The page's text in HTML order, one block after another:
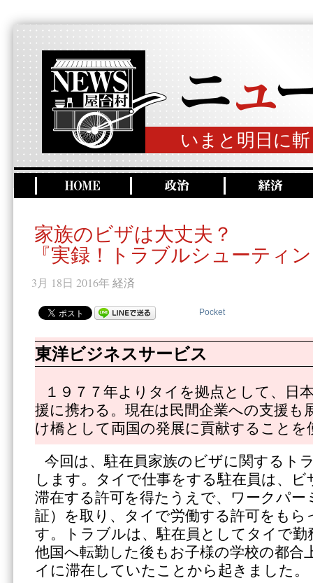
いまと明日に
家族のビザは大丈夫？
『実録！トラブルシューティ
3月 18日 2016年 経済
Pocket
東洋ビジネスサービス
１９７７年よりタイを拠点として、日
援に携わる。現在は民間企業への支援も
け橋として両国の発展に貢献することを
今回は、駐在員家族のビザに関するト
します。タイで仕事をする駐在員は、
滞在する許可を得たうえで、ワークパー
証）を取り、タイで労働する許可をも
す。トラブルは、駐在員としてタイで
他国へ転勤した後もお子様の学校の都合
イに滞在していたことから起きました。